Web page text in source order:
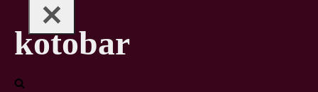
kotobar